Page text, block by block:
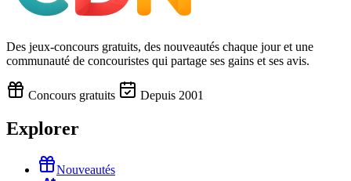
Des jeux-concours gratuits, des nouveautés chaque jour et une
communauté de concouristes qui partage ses gains et ses avis.
Concours gratuits Depuis 2001
Explorer
Nouveautés